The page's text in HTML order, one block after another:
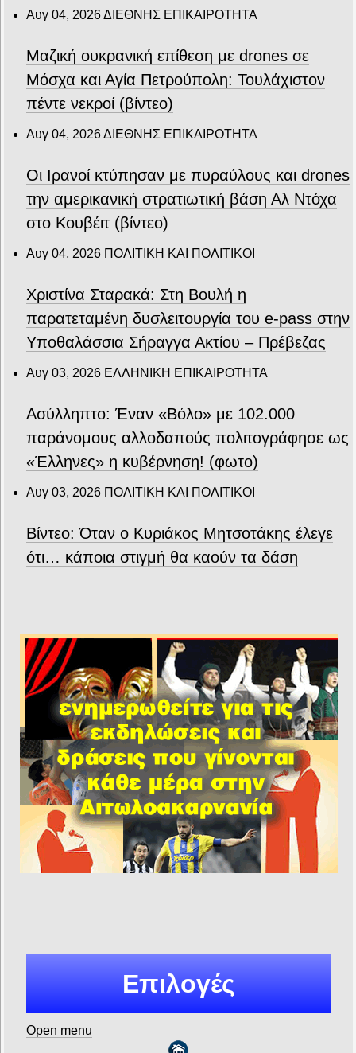
Αυγ 04, 2026ΔΙΕΘΝΗΣ ΕΠΙΚΑΙΡΟΤΗΤΑ
Μαζική ουκρανική επίθεση με drones σε
Μόσχα και Αγία Πετρούπολη: Τουλάχιστον
πέντε νεκροί (βίντεο)
Αυγ 04, 2026ΔΙΕΘΝΗΣ ΕΠΙΚΑΙΡΟΤΗΤΑ
Οι Ιρανοί κτύπησαν με πυραύλους και drones
την αμερικανική στρατιωτική βάση Αλ Ντόχα
στο Κουβέιτ (βίντεο)
Αυγ 04, 2026 ΠΟΛΙΤΙΚΗ ΚΑΙ ΠΟΛΙΤΙΚΟΙ
Χριστίνα Σταρακά: Στη Βουλή η
παρατεταμένη δυσλειτουργία του e-pass στην
Υποθαλάσσια Σήραγγα Ακτίου – Πρέβεζας
Αυγ 03, 2026 ΕΛΛΗΝΙΚΗ ΕΠΙΚΑΙΡΟΤΗΤΑ
Ασύλληπτο: Έναν «Βόλο» με 102.000
παράνομους αλλοδαπούς πολιτογράφησε ως
«Έλληνες» η κυβέρνηση! (φωτο)
Αυγ 03, 2026 ΠΟΛΙΤΙΚΗ ΚΑΙ ΠΟΛΙΤΙΚΟΙ
Βίντεο: Όταν ο Κυριάκος Μητσοτάκης έλεγε
ότι… κάποια στιγμή θα καούν τα δάση
Επιλογές
Open menu